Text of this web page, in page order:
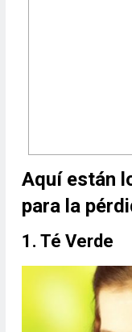
Aquí están
para la
1. Té Verde